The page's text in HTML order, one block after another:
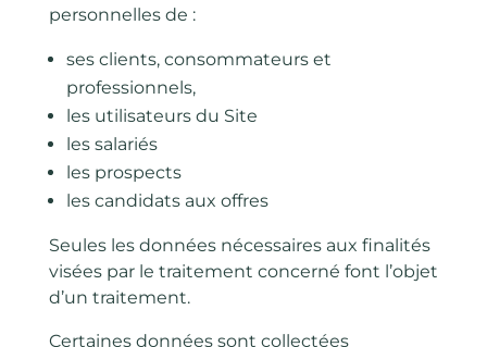
personnelles de :
ses clients, consommateurs et
professionnels,
les utilisateurs du Site
les salariés
les prospects
les candidats aux offres
Seules les données nécessaires aux finalités
visées par le traitement concerné font l’objet
d’un traitement.
Certaines données sont collectées